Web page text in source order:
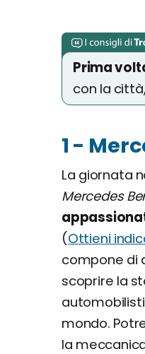
Prima
con la
1 -
La giornata
Mercedes
(Ottieni
compone di
scoprire la
mondo.
la